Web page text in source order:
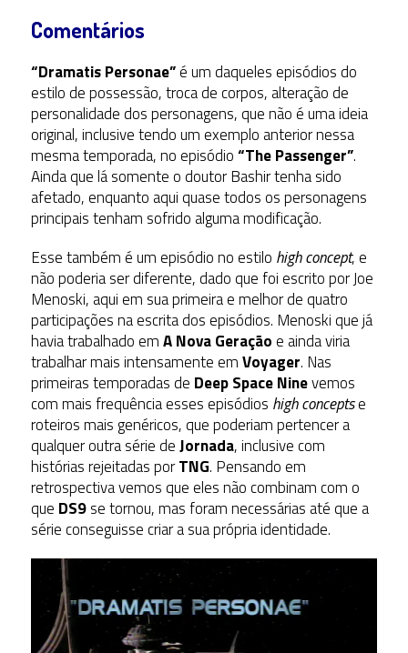
Comentários
“Dramatis Personae”é um daqueles episódios do
estilo de possessão, troca de corpos, alteração de
personalidade dos personagens, que não é uma ideia
original, inclusive tendo um exemplo anterior nessa
mesma temporada, no episódio“The Passenger”.
Ainda que lá somente o doutor Bashir tenha sido
afetado, enquanto aqui quase todos os personagens
principais tenham sofrido alguma modificação.
Esse também é um episódio no estilo high concept, e
não poderia ser diferente, dado que foi escrito por Joe
Menoski, aqui em sua primeira e melhor de quatro
participações na escrita dos episódios. Menoski que já
havia trabalhado emA Nova Geraçãoe ainda viria
trabalhar mais intensamente emVoyager. Nas
primeiras temporadas de Deep Space Ninevemos
com mais frequência esses episódios high conceptse
roteiros mais genéricos, que poderiam pertencer a
qualquer outra série deJornada, inclusive com
histórias rejeitadas porTNG. Pensando em
retrospectiva vemos que eles não combinam com o
que DS9se tornou, mas foram necessárias até que a
série conseguisse criar a sua própria identidade.